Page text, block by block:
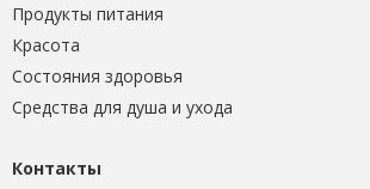
Продукты питания
Красота
Состояния здоровья
Средства для душа и ухода
Контакты